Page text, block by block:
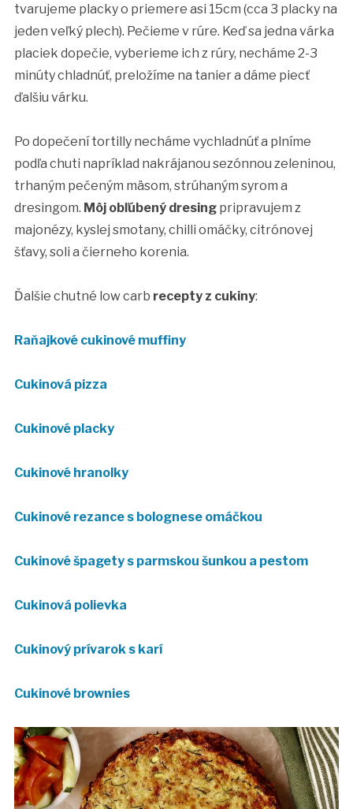
tvarujeme placky o priemere asi 15cm (cca 3 placky na
jeden veľký plech). Pečieme v rúre. Keď sa jedna várka
placiek dopečie, vyberieme ich z rúry, necháme 2-3
minúty chladnúť, preložíme na tanier a dáme piecť
ďalšiu várku.
Po dopečení tortilly necháme vychladnúť a plníme
podľa chuti napríklad nakrájanou sezónnou zeleninou,
trhaným pečeným mäsom, strúhaným syrom a
dresingom. Môj obľúbený dresingpripravujem z
majonézy, kyslej smotany, chilli omáčky, citrónovej
šťavy, soli a čierneho korenia.
Ďalšie chutné low carb recepty z cukiny:
Raňajkové cukinové muffiny
Cukinová pizza
Cukinové placky
Cukinové hranolky
Cukinové rezance s bolognese omáčkou
Cukinové špagety s parmskou šunkou a pestom
Cukinová polievka
Cukinový prívarok s karí
Cukinové brownies